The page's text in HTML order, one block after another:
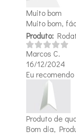
Muito bom
Muito bom,
Produto:
Marcos C.
16/12/2024
Eu
Produto de
Bom dia,